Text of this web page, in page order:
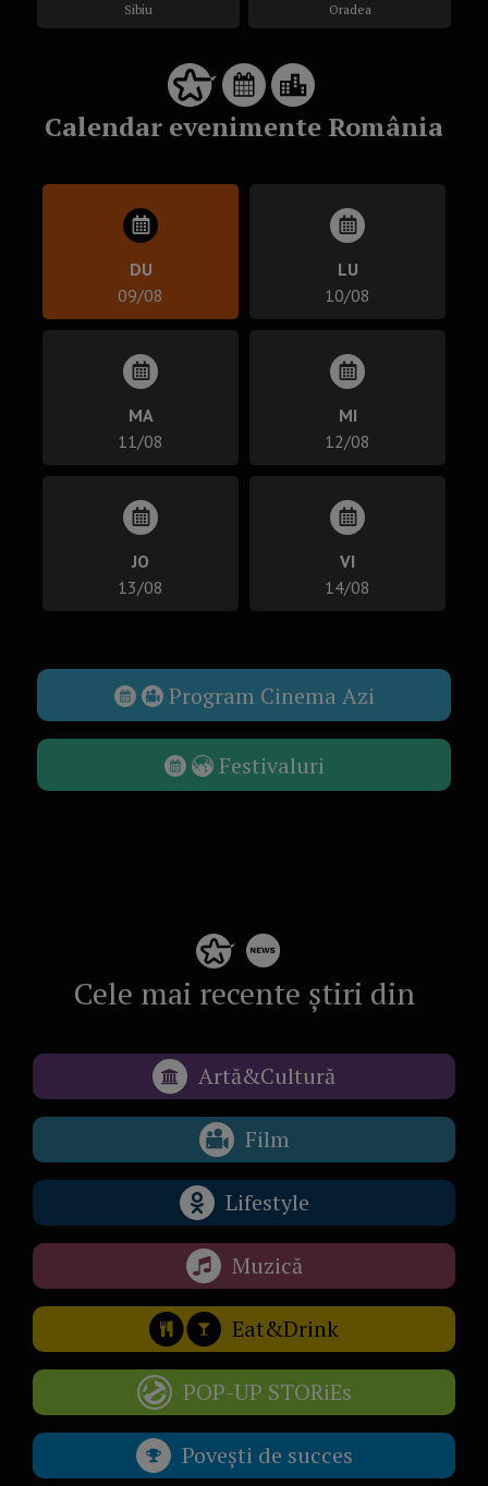
Sibiu Oradea
Calendar evenimente România
DU
09/08
LU
10/08
MA
11/08
MI
12/08
JO
13/08
VI
14/08
Program Cinema Azi
Festivaluri
Cele mai recente știri din
Artă&Cultură
Film
Lifestyle
Muzică
Eat&Drink
POP-UP STORiEs
Povești de succes